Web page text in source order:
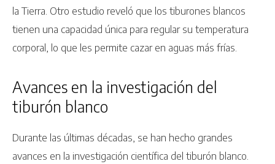
la Tierra. Otro estudio reveló que los tiburones blancos
tienen una capacidad única para regular su temperatura
corporal, lo que les permite cazar en aguas más frías.
Avances en la investigación del
tiburón blanco
Durante las últimas décadas, se han hecho grandes
avances en la investigación científica del tiburón blanco.